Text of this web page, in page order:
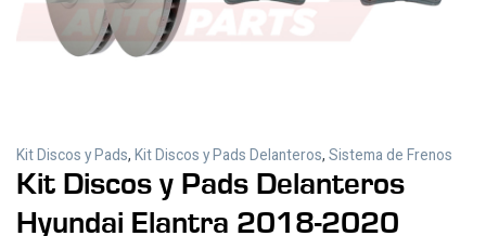
Kit Discos y Pads, Kit Discos y Pads Delanteros, Sistema de Frenos
Kit Discos y Pads Delanteros
Hyundai Elantra 2018-2020